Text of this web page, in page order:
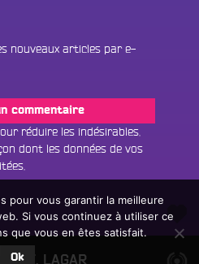
nouveaux articles par e-
réduire les indésirables.
dont les données de vos
un
pour vous garantir la meilleure
Si vous continuez à utiliser ce
que vous en êtes satisfait.
Ok